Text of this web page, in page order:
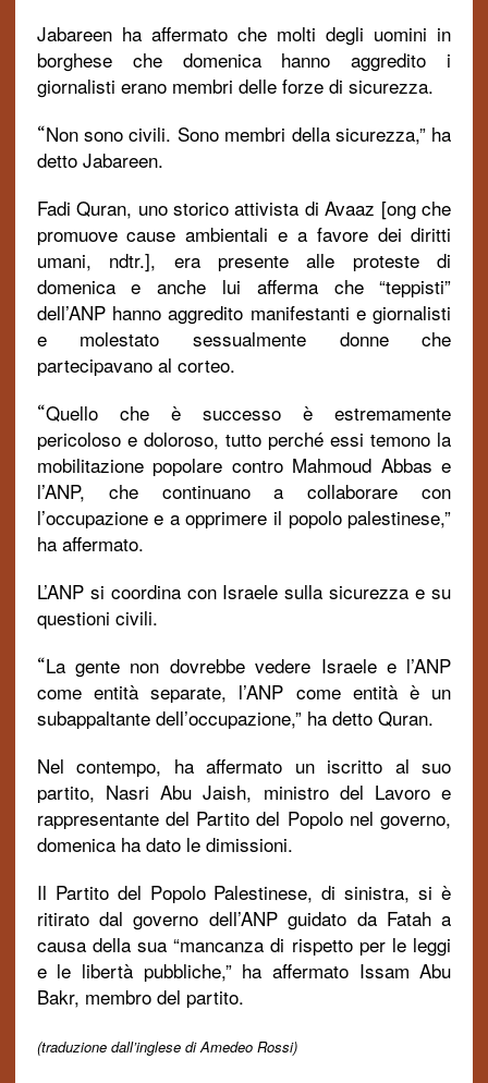
Jabareen ha affermato che molti degli uomini in
borghese che domenica hanno aggredito i
giornalisti erano membri delle forze di sicurezza.
“Non sono civili. Sono membri della sicurezza,” ha
detto Jabareen.
Fadi Quran, uno storico attivista di Avaaz [ong che
promuove cause ambientali e a favore dei diritti
umani, ndtr.], era presente alle proteste di
domenica e anche lui afferma che “teppisti”
dell’ANP hanno aggredito manifestanti e giornalisti
e molestato sessualmente donne che
partecipavano al corteo.
“Quello che è successo è estremamente
pericoloso e doloroso, tutto perché essi temono la
mobilitazione popolare contro Mahmoud Abbas e
l’ANP, che continuano a collaborare con
l’occupazione e a opprimere il popolo palestinese,”
ha affermato.
L’ANP si coordina con Israele sulla sicurezza e su
questioni civili.
“La gente non dovrebbe vedere Israele e l’ANP
come entità separate, l’ANP come entità è un
subappaltante dell’occupazione,” ha detto Quran.
Nel contempo, ha affermato un iscritto al suo
partito, Nasri Abu Jaish, ministro del Lavoro e
rappresentante del Partito del Popolo nel governo,
domenica ha dato le dimissioni.
Il Partito del Popolo Palestinese, di sinistra, si è
ritirato dal governo dell’ANP guidato da Fatah a
causa della sua “mancanza di rispetto per le leggi
e le libertà pubbliche,” ha affermato Issam Abu
Bakr, membro del partito.
(traduzione dall’inglese di Amedeo Rossi)